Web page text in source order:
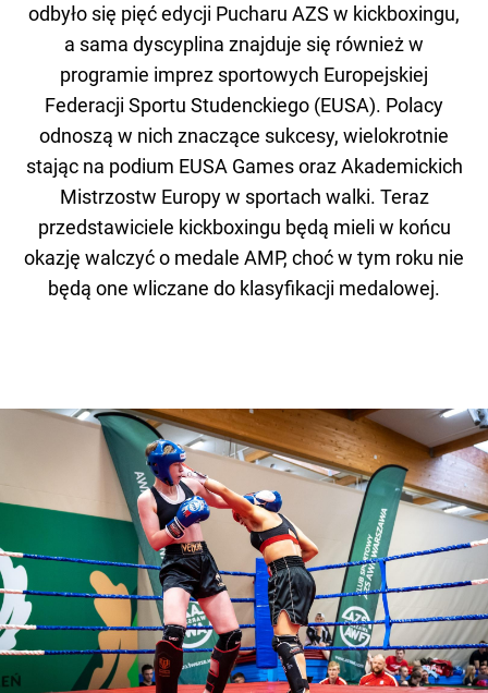
odbyło się pięć edycji Pucharu AZS w kickboxingu,
a sama dyscyplina znajduje się również w
programie imprez sportowych Europejskiej
Federacji Sportu Studenckiego (EUSA). Polacy
odnoszą w nich znaczące sukcesy, wielokrotnie
stając na podium EUSA Games oraz Akademickich
Mistrzostw Europy w sportach walki. Teraz
przedstawiciele kickboxingu będą mieli w końcu
okazję walczyć o medale AMP, choć w tym roku nie
będą one wliczane do klasyfikacji medalowej.